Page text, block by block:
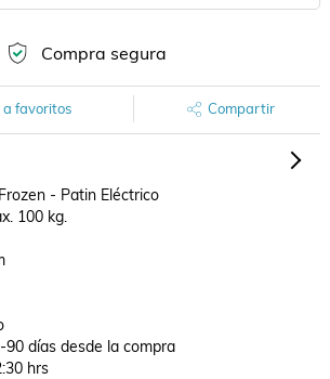
Compra segura
favoritos Compartir
- Patin Eléctrico
100 kg.
días desde la compra
hrs